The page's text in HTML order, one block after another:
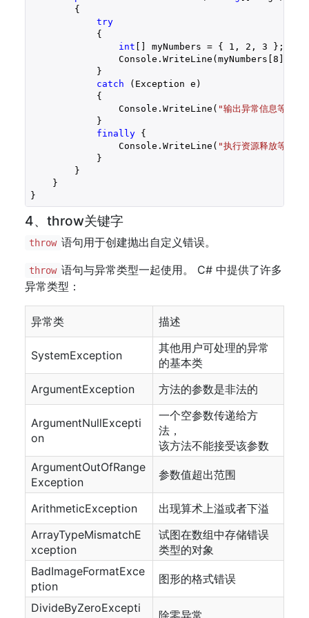
{
try
            {
int [] myNumbers = { 1 , 2 , 3 };
                Console.WriteLine(myNumbers[
8 ]);
            }
catch (Exception e)
            {
                Console.WriteLine(
"输出异常信息等其它
            }
finally {
                Console.WriteLine(
"执行资源释放等相关
            }
        }
    }
}
4、throw关键字
throw 语句用于创建抛出自定义错误。
throw 语句与异常类型一起使用。 C# 中提供了许多
异常类型：
异常类 描述
SystemException
其他用户可处理的异常
的基本类
ArgumentException
方法的参数是非法的
ArgumentNullExcepti
on
一个空参数传递给方
法，
该方法不能接受该参数
ArgumentOutOfRange
Exception
参数值超出范围
ArithmeticException
出现算术上溢或者下溢
ArrayTypeMismatchE
xception
试图在数组中存储错误
类型的对象
BadImageFormatExce
ption
图形的格式错误
DivideByZeroExcepti
除零异常